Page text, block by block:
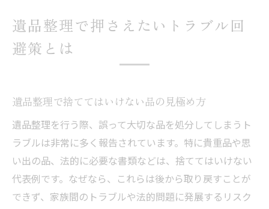
遺品整理で押さえたいトラブル回
避策とは
遺品整理で捨ててはいけない品の見極め方
遺品整理を行う際、誤って大切な品を処分してしまうト
ラブルは非常に多く報告されています。特に貴重品や思
い出の品、法的に必要な書類などは、捨ててはいけない
代表例です。なぜなら、これらは後から取り戻すことが
できず、家族間のトラブルや法的問題に発展するリスク